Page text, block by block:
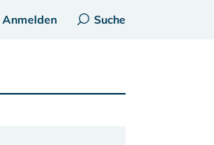
Anmelden Suche